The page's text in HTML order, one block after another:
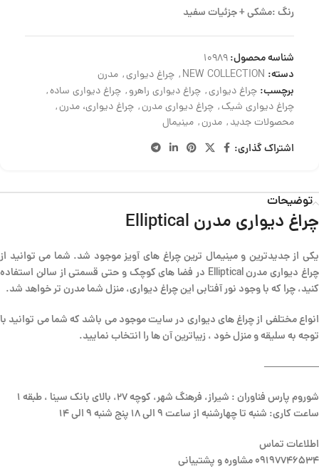
رنگ :مشکی + جزئیات سفید
شناسه محصول:10989
دسته: NEW COLLECTION
, چراغ دیواری, مدرن
برچسب: چراغ دیواری, چراغ دیواری راهرو, چراغ دیواری ساده,
چراغ دیواری شیک, چراغ دیواری مدرن, چراغ دیواری، مدرن,
محصولات جدید, مدرن, مینیمال
اشتراک گذاری:
توضیحات
چراغ دیواری مدرن Elliptical
یکی از جدیدترین و مینیمال ترین چراغ های آویز موجود شد. شما می توانید از
چراغ دیواری مدرن Elliptical در فضا های کوچک و حتی قسمتی از سالن استفاده
کنید، چرا که با وجود نور آفتابی این چراغ دیواری، منزل شما مدرن تر خواهد شد.
انواع مختلفی از چراغ های دیواری در سایت موجود می باشد که شما می توانید با
توجه به سلیقه و منزل خود ، زیباترین آن ها را انتخاب نمایید.
—————–
شوروم پارس فناوران : شیراز، فرهنگ شهر، کوچه 27، بالای بانک سینا ، طبقه 1
ساعت کاری: شنبه تا چهارشنبه از ساعت 9 الی 18 پنج شنبه 9 الی 14
اطلاعات تماس
09197746534 مشاوره و پشتیبانی